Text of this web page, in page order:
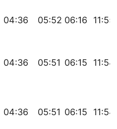
04:36 05:52 06:16 11:55
04:36 05:51 06:15 11:54
04:36 05:51 06:15 11:54